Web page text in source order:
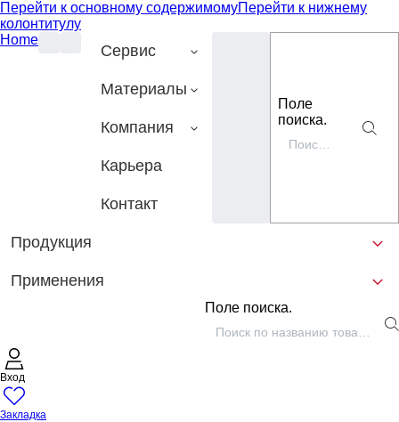
Перейти к основному содержимомуПерейти к нижнему
колонтитулу
Home
Сервис
Материалы
Компания
Карьера
Контакт
Поле
поиска.
Продукция
Применения
Поле поиска.
Вход
Закладка